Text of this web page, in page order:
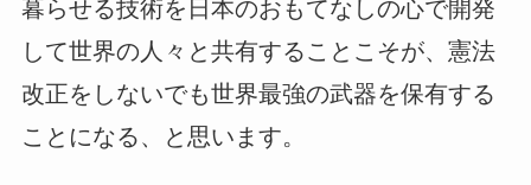
暮らせる技術を日本のおもてなしの心で開発
して世界の人々と共有することこそが、憲法
改正をしないでも世界最強の武器を保有する
ことになる、と思います。